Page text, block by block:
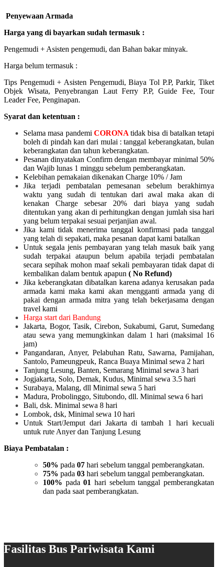
Penyewaan Armada
Harga yang di bayarkan sudah termasuk :
Pengemudi + Asisten pengemudi, dan Bahan bakar minyak.
Harga belum termasuk :
Tips Pengemudi + Asisten Pengemudi, Biaya Tol P.P, Parkir, Tiket
Objek Wisata, Penyebrangan Laut Ferry P.P, Guide Fee, Tour
Leader Fee, Penginapan.
Syarat dan ketentuan :
Selama masa pandemi CORONA tidak bisa di batalkan tetapi
boleh di pindah kan dari mulai :tanggal keberangkatan, bulan
keberangkatan dan tahun keberangkatan.
Pesanan dinyatakan Confirm dengan membayar minimal 50%
dan Wajib lunas 1 minggu sebelum pemberangkatan.
Kelebihan pemakaian dikenakan Charge 10% / Jam
Jika terjadi pembatalan pemesanan sebelum berakhirnya
waktu yang sudah di tentukan dari awal maka akan di
kenakan Charge sebesar 20% dari biaya yang sudah
ditentukan yang akan di perhitungkan dengan jumlah sisa hari
yang belum terpakai sesuai perjanjian awal.
Jika kami tidak menerima tanggal konfirmasi pada tanggal
yang telah di sepakati, maka pesanan dapat kami batalkan
Untuk segala jenis pembayaran yang telah masuk baik yang
sudah terpakai ataupun belum apabila terjadi pembatalan
secara sepihak mohon maaf sekali pembayaran tidak dapat di
kembalikan dalam bentuk apapun ( No Refund)
Jika keberangkatan dibatalkan karena adanya kerusakan pada
armada kami maka kami akan mengganti armada yang di
pakai dengan armada mitra yang telah bekerjasama dengan
travel kami
Harga start dari Bandung
Jakarta, Bogor, Tasik, Cirebon, Sukabumi, Garut, Sumedang
atau sewa yang memungkinkan dalam 1 hari (maksimal 16
jam)
Pangandaran, Anyer, Pelabuhan Ratu, Sawarna, Pamijahan,
Santolo, Pameungpeuk, Ranca Buaya Minimal sewa 2 hari
Tanjung Lesung, Banten, Semarang Minimal sewa 3 hari
Jogjakarta, Solo, Demak, Kudus, Minimal sewa 3.5 hari
Surabaya, Malang, dll Minimal sewa 5 hari
Madura, Probolinggo, Situbondo, dll. Minimal sewa 6 hari
Bali, dsk. Minimal sewa 8 hari
Lombok, dsk, Minimal sewa 10 hari
Untuk Start/Jemput dari Jakarta di tambah 1 hari kecuali
untuk rute Anyer dan Tanjung Lesung
Biaya Pembatalan :
50% pada 07 hari sebelum tanggal pemberangkatan.
75% pada 03 hari sebelum tanggal pemberangkatan.
100% pada01 hari sebelum tanggal pemberangkatan
dan pada saat pemberangkatan.
Fasilitas Bus Pariwisata Kami